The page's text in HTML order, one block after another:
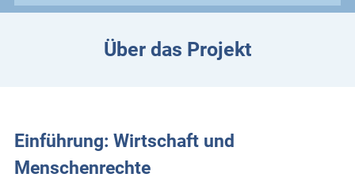
p
s
u
Über das Projekt
Einführung: Wirtschaft und
Menschenrechte